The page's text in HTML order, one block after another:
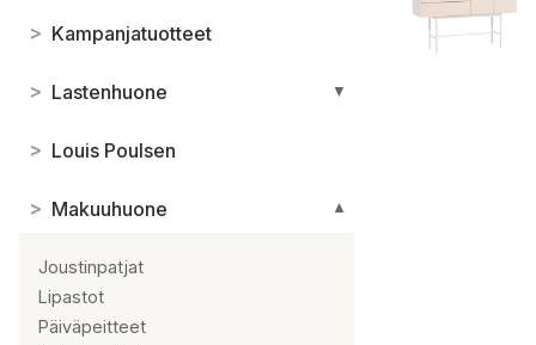
> Kampanjatuotteet
> Lastenhuone ▼
> Louis Poulsen
> Makuuhuone ▼
Joustinpatjat
Lipastot
Päiväpeitteet